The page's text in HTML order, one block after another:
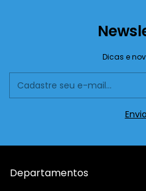
Dicas e
Departamentos